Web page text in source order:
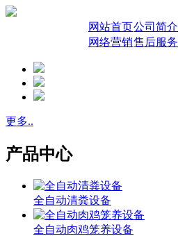
网站首页公司简介
网络营销售后服务
更多..
产品中心
全自动清粪设备
全自动肉鸡笼养设备